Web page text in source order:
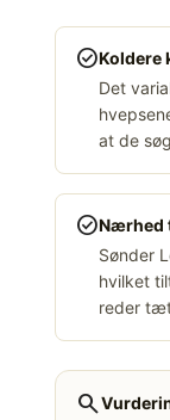
check_circleKoldere
Det
at de
check_circleNærhed
Sønder
hvilket
reder
search